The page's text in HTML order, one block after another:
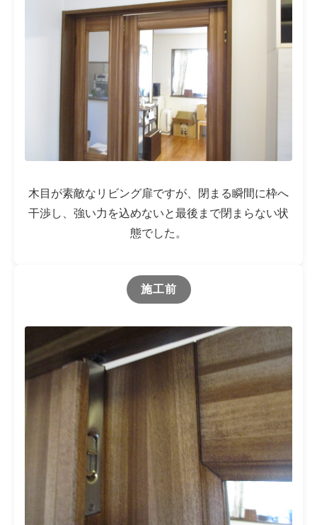
木目が素敵なリビング扉ですが、閉まる瞬間に枠へ
干渉し、強い力を込めないと最後まで閉まらない状
態でした。
施工前